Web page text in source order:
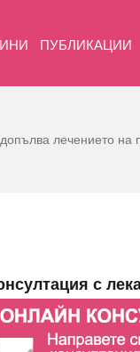
ПУБЛИКАЦИИ
лечението на
с